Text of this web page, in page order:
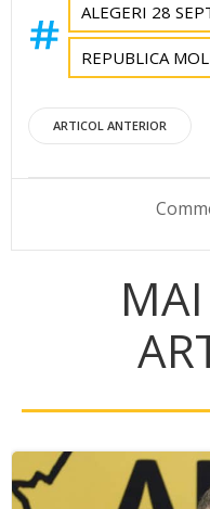
ALEGERI 28
REPUBLICA
Post
ARTICOL ANTERIOR